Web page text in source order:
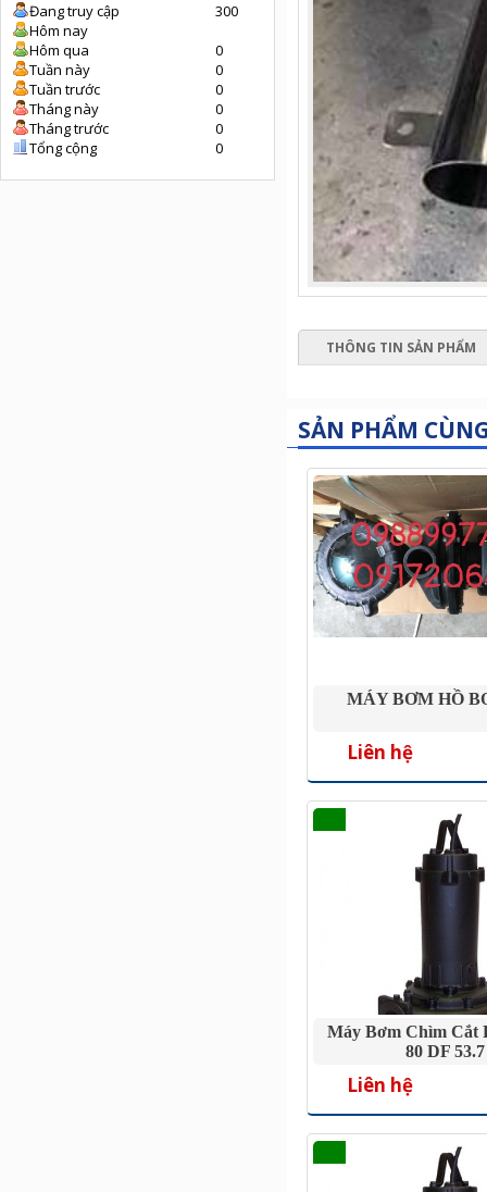
Đang truy cập
300
Hôm nay
Hôm qua
0
Tuần này
0
Tuần trước
0
Tháng này
0
Tháng trước
0
Tổng cộng
0
THÔNG TIN SẢN PHẨM
SẢN PHẨM
MÁY BƠM HỒ
Liên hệ
Máy Bơm Chìm Cắt
80 DF 53.7
Liên hệ